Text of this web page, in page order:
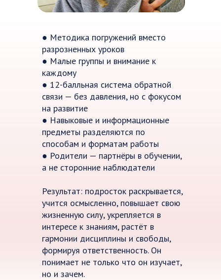
● Методика погружений вместо
разрозненных уроков
● Малые группы и внимание к
каждому
● 12-балльная система обратной
связи — без давления, но с фокусом
на развитие
● Навыковые и информационные
предметы разделяются по
способам и форматам работы
● Родители — партнёры в обучении,
а не сторонние наблюдатели
Результат: подросток раскрывается,
учится осмысленно, повышает свою
жизненную силу, укрепляется в
интересе к знаниям, растёт в
гармонии дисциплины и свободы,
формируя ответственность. Он
понимает не только что он изучает,
но и зачем.